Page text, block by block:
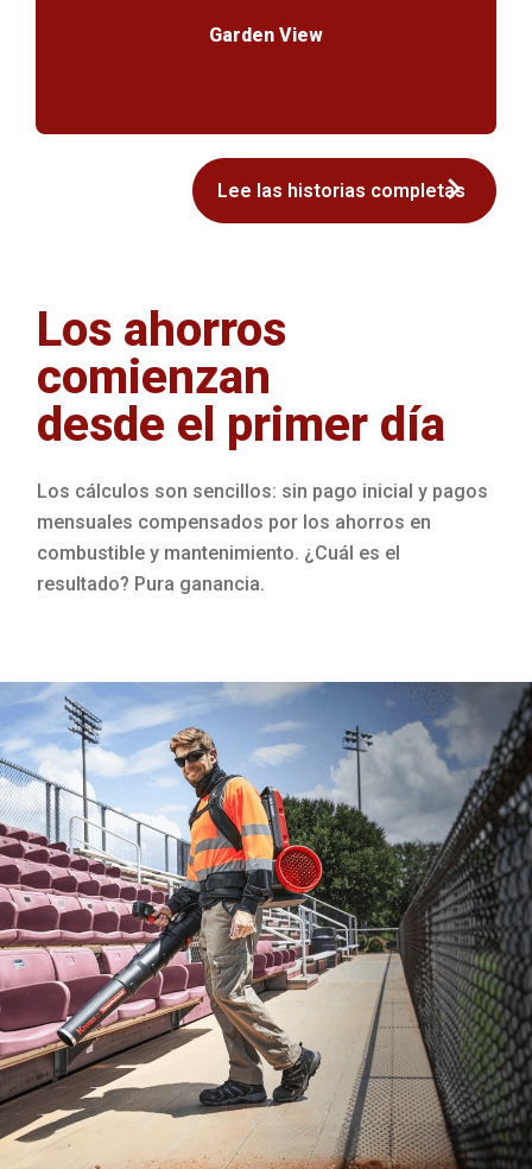
Garden View
Lee las historias completas
Los ahorros
comienzan
desde el primer día
Los cálculos son sencillos: sin pago inicial y pagos
mensuales compensados por los ahorros en
combustible y mantenimiento. ¿Cuál es el
resultado? Pura ganancia.